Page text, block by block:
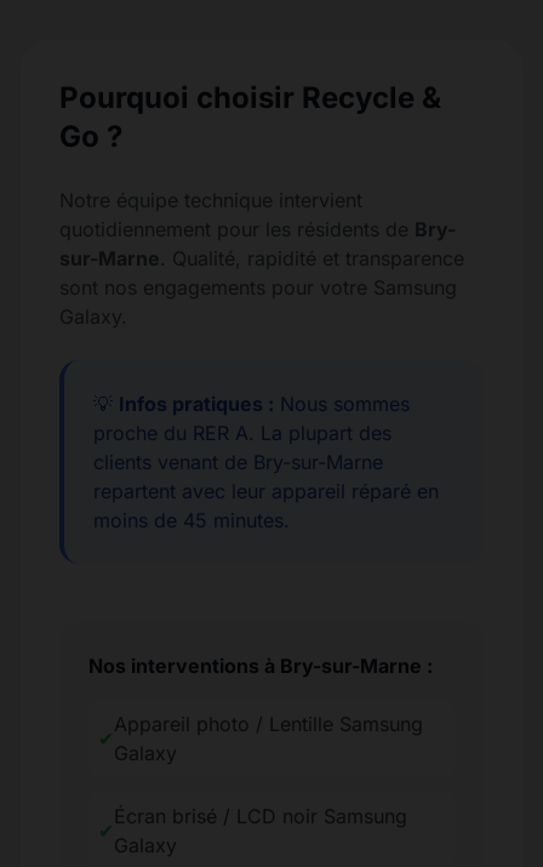
Pourquoi choisir Recycle &
Go ?
Notre équipe technique intervient
quotidiennement pour les résidents de Bry-
sur-Marne. Qualité, rapidité et transparence
sont nos engagements pour votre Samsung
Galaxy.
💡 Infos pratiques : Nous sommes
proche du RER A. La plupart des
clients venant de Bry-sur-Marne
repartent avec leur appareil réparé en
moins de 45 minutes.
Nos interventions à Bry-sur-Marne :
✔
Appareil photo / Lentille Samsung
Galaxy
✔
Écran brisé / LCD noir Samsung
Galaxy